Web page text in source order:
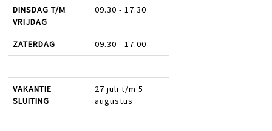
DINSDAG T/M
VRIJDAG
09.30 - 17.30
ZATERDAG 09.30 - 17.00
VAKANTIE
SLUITING
27 juli t/m 5
augustus